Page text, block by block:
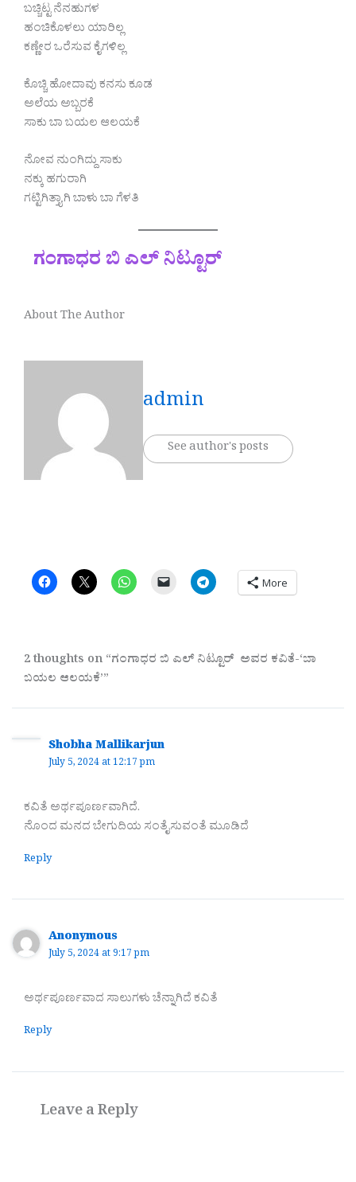
ಬಚ್ಚಿಟ್ಟ ನೆನಹುಗಳ
ಹಂಚಿಕೊಳಲು ಯಾರಿಲ್ಲ
ಕಣ್ಣೇರ ಒರೆಸುವ ಕೈಗಳಿಲ್ಲ
ಕೊಚ್ಚಿ ಹೋದಾವು ಕನಸು ಕೂಡ
ಅಲೆಯ ಅಬ್ಬರಕೆ
ಸಾಕು ಬಾ ಬಯಲ ಆಲಯಕೆ
ನೋವ ನುಂಗಿದ್ದು ಸಾಕು
ನಕ್ಕು ಹಗುರಾಗಿ
ಗಟ್ಟಿಗಿತ್ತ್ಯಾಗಿ ಬಾಳು ಬಾ ಗೆಳತಿ
ಗಂಗಾಧರ ಬಿ ಎಲ್ ನಿಟ್ಟೂರ್
About The Author
admin
See author's posts
More
2 thoughts on “ಗಂಗಾಧರ ಬಿ ಎಲ್ ನಿಟ್ಟೂರ್ ಅವರ ಕವಿತೆ-‘ಬಾ
ಬಯಲ ಆಲಯಕೆ’”
Shobha Mallikarjun
July 5, 2024 at 12:17 pm
ಕವಿತೆ ಅರ್ಥಪೂರ್ಣವಾಗಿದೆ.
ನೊಂದ ಮನದ ಬೇಗುದಿಯ ಸಂತೈಸುವಂತೆ ಮೂಡಿದೆ
Reply
Anonymous
July 5, 2024 at 9:17 pm
ಅರ್ಥಪೂರ್ಣವಾದ ಸಾಲುಗಳು ಚೆನ್ನಾಗಿದೆ ಕವಿತೆ
Reply
Leave a Reply